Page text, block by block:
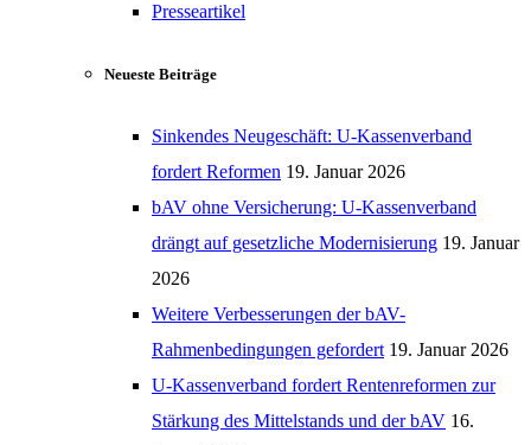
Presseartikel
Neueste Beiträge
Sinkendes Neugeschäft: U-Kassenverband
fordert Reformen 19. Januar 2026
bAV ohne Versicherung: U-Kassenverband
drängt auf gesetzliche Modernisierung 19. Januar
2026
Weitere Verbesserungen der bAV-
Rahmenbedingungen gefordert 19. Januar 2026
U-Kassenverband fordert Rentenreformen zur
Stärkung des Mittelstands und der bAV 16.